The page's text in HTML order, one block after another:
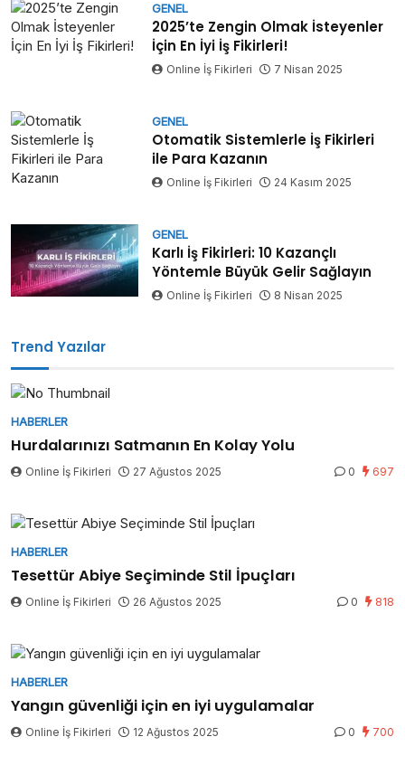
GENEL
2025’te Zengin Olmak İsteyenler
İçin En İyi İş Fikirleri!
Online İş Fikirleri 7 Nisan 2025
GENEL
Otomatik Sistemlerle İş Fikirleri
ile Para Kazanın
Online İş Fikirleri 24 Kasım 2025
GENEL
Karlı İş Fikirleri: 10 Kazançlı
Yöntemle Büyük Gelir Sağlayın
Online İş Fikirleri 8 Nisan 2025
Trend Yazılar
HABERLER
Hurdalarınızı Satmanın En Kolay Yolu
Online İş Fikirleri 27 Ağustos 2025 0 697
HABERLER
Tesettür Abiye Seçiminde Stil İpuçları
Online İş Fikirleri 26 Ağustos 2025 0 818
HABERLER
Yangın güvenliği için en iyi uygulamalar
Online İş Fikirleri 12 Ağustos 2025 0 700